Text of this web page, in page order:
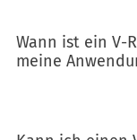
Wann ist ein V-
meine